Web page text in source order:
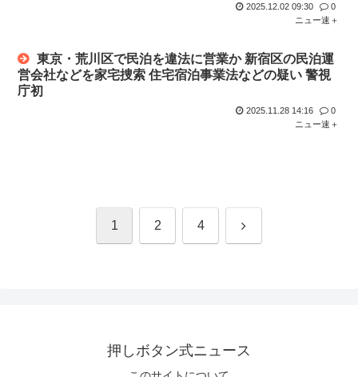
2025.12.02 09:30
0
ニュー速＋
東京・荒川区で民泊を違法に営業か 新宿区の民泊運
営会社などを家宅捜索 住宅宿泊事業法などの疑い 警視
庁初
2025.11.28 14:16
0
ニュー速＋
1 2 4 次
押しボタン式ニュース